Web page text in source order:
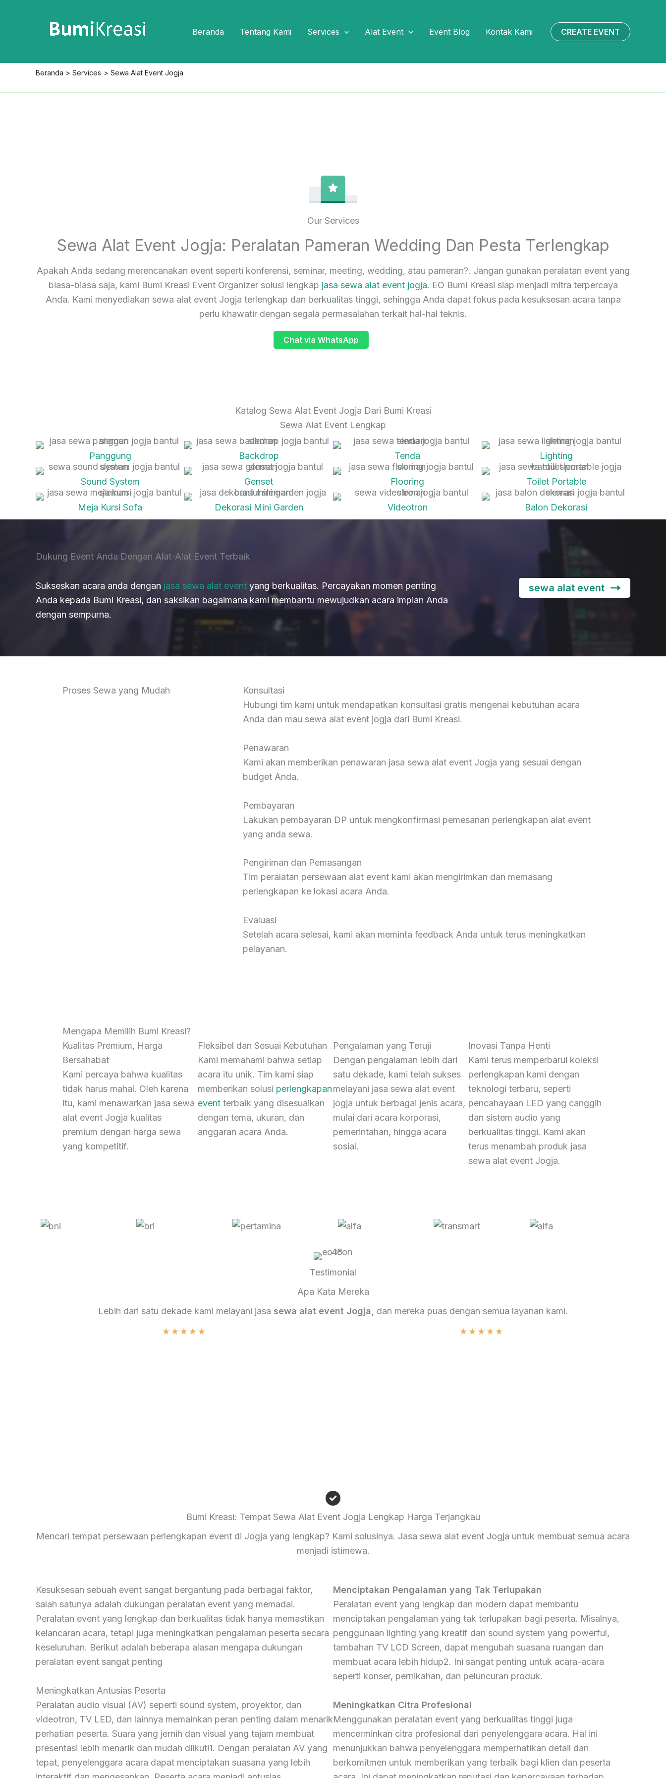
Beranda Tentang Kami Services Alat Event Event Blog Kontak Kami CREATE EVENT
Beranda Services Sewa Alat Event Jogja
Our Services
Sewa Alat Event Jogja: Peralatan Pameran Wedding Dan Pesta Terlengkap
Apakah Anda sedang merencanakan event seperti konferensi, seminar, meeting, wedding, atau pameran?. Jangan gunakan peralatan event yang
biasa-biasa saja, kami Bumi Kreasi Event Organizer solusi lengkap jasa sewa alat event jogja. EO Bumi Kreasi siap menjadi mitra terpercaya
Anda. Kami menyediakan sewa alat event Jogja terlengkap dan berkualitas tinggi, sehingga Anda dapat fokus pada kesuksesan acara tanpa
perlu khawatir dengan segala permasalahan terkait hal-hal teknis.
Chat via WhatsApp
Katalog Sewa Alat Event Jogja Dari Bumi Kreasi
Sewa Alat Event Lengkap
Panggung Backdrop Tenda Lighting
Sound System Genset Flooring Toilet Portable
Meja Kursi Sofa Dekorasi Mini Garden Videotron Balon Dekorasi
Dukung Event Anda Dengan Alat-Alat Event Terbaik
Sukseskan acara anda dengan jasa sewa alat event yang berkualitas. Percayakan momen penting
Anda kepada Bumi Kreasi, dan saksikan bagaimana kami membantu mewujudkan acara impian Anda
dengan sempurna.
sewa alat event
Proses Sewa yang Mudah
Konsultasi
Hubungi tim kami untuk mendapatkan konsultasi gratis mengenai kebutuhan acara
Anda dan mau sewa alat event jogja dari Bumi Kreasi.
Penawaran
Kami akan memberikan penawaran jasa sewa alat event Jogja yang sesuai dengan
budget Anda.
Pembayaran
Lakukan pembayaran DP untuk mengkonfirmasi pemesanan perlengkapan alat event
yang anda sewa.
Pengiriman dan Pemasangan
Tim peralatan persewaan alat event kami akan mengirimkan dan memasang
perlengkapan ke lokasi acara Anda.
Evaluasi
Setelah acara selesai, kami akan meminta feedback Anda untuk terus meningkatkan
pelayanan.
Mengapa Memilih Bumi Kreasi?
Kualitas Premium, Harga
Bersahabat
Kami percaya bahwa kualitas
tidak harus mahal. Oleh karena
itu, kami menawarkan jasa sewa
alat event Jogja kualitas
premium dengan harga sewa
yang kompetitif.
Fleksibel dan Sesuai Kebutuhan
Kami memahami bahwa setiap
acara itu unik. Tim kami siap
memberikan solusi perlengkapan
event terbaik yang disesuaikan
dengan tema, ukuran, dan
anggaran acara Anda.
Pengalaman yang Teruji
Dengan pengalaman lebih dari
satu dekade, kami telah sukses
melayani jasa sewa alat event
jogja untuk berbagai jenis acara,
mulai dari acara korporasi,
pemerintahan, hingga acara
sosial.
Inovasi Tanpa Henti
Kami terus memperbarui koleksi
perlengkapan kami dengan
teknologi terbaru, seperti
pencahayaan LED yang canggih
dan sistem audio yang
berkualitas tinggi. Kami akan
terus menambah produk jasa
sewa alat event Jogja.
Testimonial
Apa Kata Mereka
Lebih dari satu dekade kami melayani jasa sewa alat event Jogja,
dan mereka puas dengan semua layanan kami.
★★★★★ ★★★★★
Bumi Kreasi: Tempat Sewa Alat Event Jogja Lengkap Harga Terjangkau
Mencari tempat persewaan perlengkapan event di Jogja yang lengkap? Kami solusinya. Jasa sewa alat event Jogja untuk membuat semua acara
menjadi istimewa.
Kesuksesan sebuah event sangat bergantung pada berbagai faktor,
salah satunya adalah dukungan peralatan event yang memadai.
Peralatan event yang lengkap dan berkualitas tidak hanya memastikan
kelancaran acara, tetapi juga meningkatkan pengalaman peserta secara
keseluruhan. Berikut adalah beberapa alasan mengapa dukungan
peralatan event sangat penting
Meningkatkan Antusias Peserta
Peralatan audio visual (AV) seperti sound system, proyektor, dan
videotron, TV LED, dan lainnya memainkan peran penting dalam menarik
perhatian peserta. Suara yang jernih dan visual yang tajam membuat
presentasi lebih menarik dan mudah diikuti1. Dengan peralatan AV yang
tepat, penyelenggara acara dapat menciptakan suasana yang lebih
Menciptakan Pengalaman yang Tak Terlupakan
Peralatan event yang lengkap dan modern dapat membantu
menciptakan pengalaman yang tak terlupakan bagi peserta. Misalnya,
penggunaan lighting yang kreatif dan sound system yang powerful,
tambahan TV LCD Screen, dapat mengubah suasana ruangan dan
membuat acara lebih hidup2. Ini sangat penting untuk acara-acara
seperti konser, pernikahan, dan peluncuran produk.
Meningkatkan Citra Profesional
Menggunakan peralatan event yang berkualitas tinggi juga
mencerminkan citra profesional dari penyelenggara acara. Hal ini
menunjukkan bahwa penyelenggara memperhatikan detail dan
berkomitmen untuk memberikan yang terbaik bagi klien dan peserta